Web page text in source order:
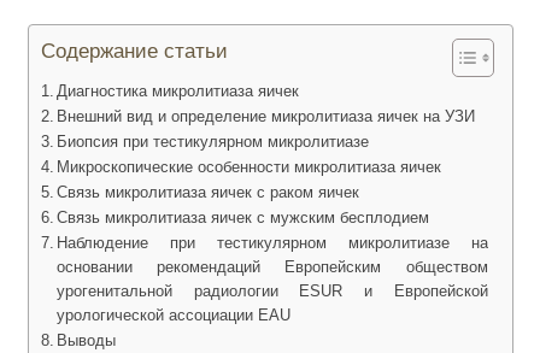
Содержание статьи
Диагностика микролитиаза яичек
Внешний вид и определение микролитиаза яичек на УЗИ
Биопсия при тестикулярном микролитиазе
Микроскопические особенности микролитиаза яичек
Связь микролитиаза яичек с раком яичек
Связь микролитиаза яичек с мужским бесплодием
Наблюдение при тестикулярном микролитиазе на
основании рекомендаций Европейским обществом
урогенитальной радиологии ESUR и Европейской
урологической ассоциации EAU
Выводы